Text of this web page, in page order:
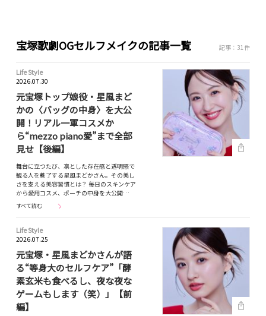
宝塚歌劇OGセルフメイクの記事一覧 記事：31件
Life Style
2026.07.30
元宝塚トップ娘役・星風まど
かの〈バッグの中身〉を大公
開！リアル一軍コスメか
ら“mezzo piano愛”まで全部
見せ【後編】
舞台に立つたび、凛とした存在感と透明感で
観る人を魅了する星風まどかさん。その美し
さを支える美容習慣とは？ 毎日のスキンケア
から愛用コスメ、ポーチの中身を大公開…
すべて読む
Life Style
2026.07.25
元宝塚・星風まどかさんが語
る“等身大のセルフケア”「酵
素玄米も食べるし、夜な夜な
ゲームもします（笑）」【前
編】